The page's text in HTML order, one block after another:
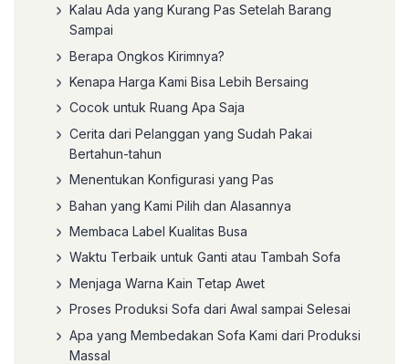
Kalau Ada yang Kurang Pas Setelah Barang
Sampai
Berapa Ongkos Kirimnya?
Kenapa Harga Kami Bisa Lebih Bersaing
Cocok untuk Ruang Apa Saja
Cerita dari Pelanggan yang Sudah Pakai
Bertahun-tahun
Menentukan Konfigurasi yang Pas
Bahan yang Kami Pilih dan Alasannya
Membaca Label Kualitas Busa
Waktu Terbaik untuk Ganti atau Tambah Sofa
Menjaga Warna Kain Tetap Awet
Proses Produksi Sofa dari Awal sampai Selesai
Apa yang Membedakan Sofa Kami dari Produksi
Massal